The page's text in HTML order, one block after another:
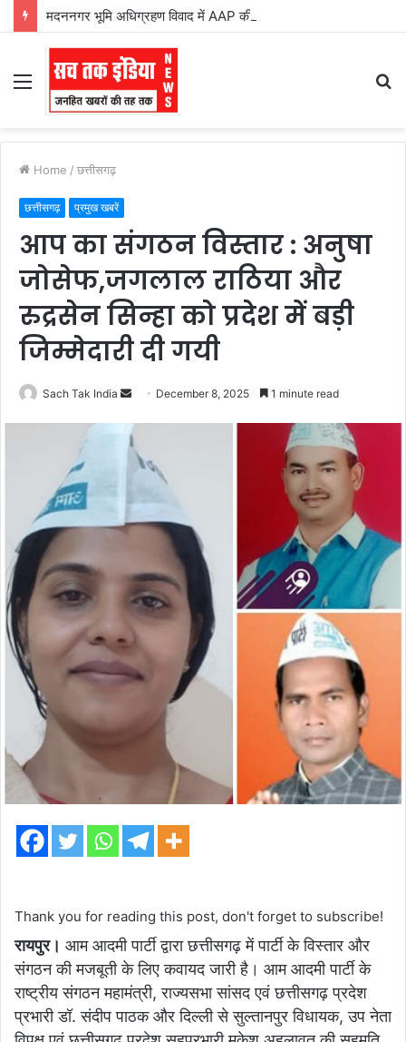
Menu
Home / छत्तीसगढ़
छत्तीसगढ़ प्रमुख खबरें
आप का संगठन विस्तार : अनुषा
जोसेफ,जगलाल राठिया और
रुद्रसेन सिन्हा को प्रदेश में बड़ी
जिम्मेदारी दी गयी
Sach Tak India
Send
email
December 8, 2025 1 minute read
Thank you for reading this post, don't forget to subscribe!
रायपुर। आम आदमी पार्टी द्वारा छत्तीसगढ़ में पार्टी के विस्तार और
संगठन की मजबूती के लिए कवायद जारी है। आम आदमी पार्टी के
राष्ट्रीय संगठन महामंत्री, राज्यसभा सांसद एवं छत्तीसगढ़ प्रदेश
प्रभारी डॉ. संदीप पाठक और दिल्ली से सुल्तानपुर विधायक, उप नेता